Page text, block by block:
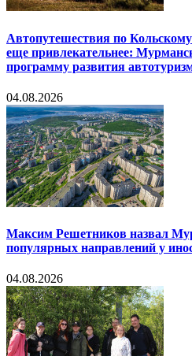
Автопутешествия по
еще привлекательнее:
программу развития
04.08.2026
Максим Решетников назвал
популярных направлений у
04.08.2026